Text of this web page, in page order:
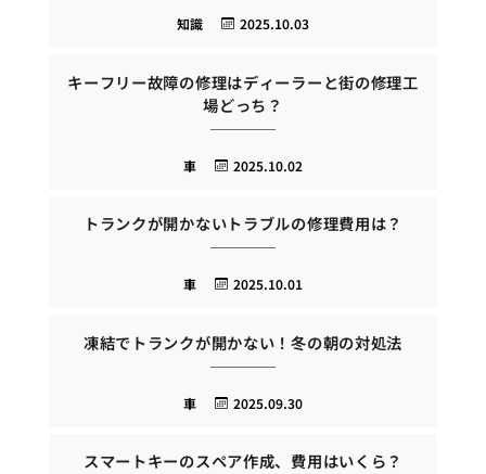
2025.10.03
知識
キーフリー故障の修理はディーラーと街の修理工
場どっち？
2025.10.02
車
トランクが開かないトラブルの修理費用は？
2025.10.01
車
凍結でトランクが開かない！冬の朝の対処法
2025.09.30
車
スマートキーのスペア作成、費用はいくら？